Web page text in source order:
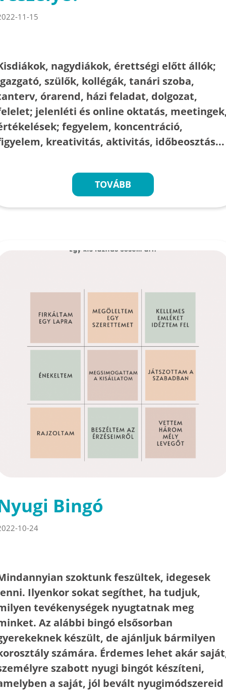
11-15
nagydiákok, érettségi előtt állók;
szülők, kollégák, tanári szoba,
órarend, házi feladat, dolgozat,
jelenléti és online oktatás,
fegyelem, koncentráció,
kreativitás, aktivitás, időbeosztás...
TOVÁBB
Bingó
10-24
szoktunk feszültek, idegesek
Ilyenkor sokat segíthet, ha tudjuk,
tevékenységek nyugtatnak meg
Az alábbi bingó elsősorban
készült, de ajánljuk bármilyen
számára. Érdemes lehet akár
szabott nyugi bingót készíteni,
a saját, jól bevált nyugimódszereid